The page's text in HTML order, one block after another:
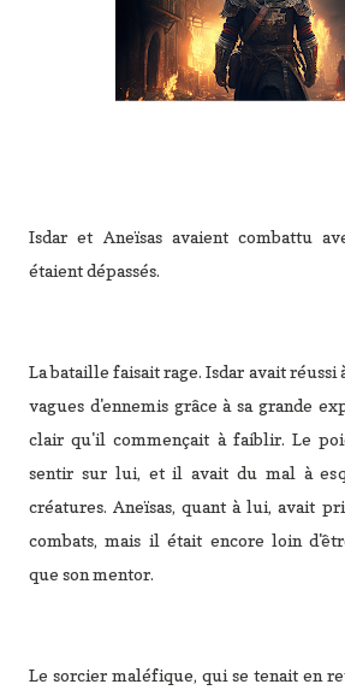
Isdar et Aneïsas avaient combattu
étaient dépassés.
La bataille faisait rage. Isdar avait
vagues d'ennemis grâce à sa grande
clair qu'il commençait à faiblir. Le
sentir sur lui, et il avait du mal à
créatures. Aneïsas, quant à lui, avait
combats, mais il était encore loin
que son mentor.
Le sorcier maléfique, qui se tenait en